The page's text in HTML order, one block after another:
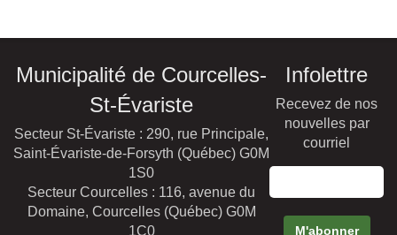
Municipalité de Courcelles-
St-Évariste
Secteur St-Évariste : 290, rue Principale,
Saint-Évariste-de-Forsyth (Québec) G0M
1S0
Secteur Courcelles : 116, avenue du
Domaine, Courcelles (Québec) G0M
1C0
Infolettre
Recevez de nos
nouvelles par
courriel